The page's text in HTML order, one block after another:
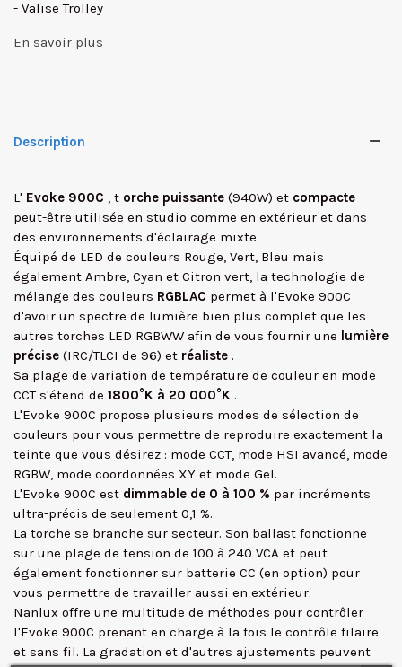
- Valise Trolley
En savoir plus
Description
L' Evoke 900C , t orche puissante (940W) et compacte
peut-être utilisée en studio comme en extérieur et dans
des environnements d'éclairage mixte.
Équipé de LED de couleurs Rouge, Vert, Bleu mais
également Ambre, Cyan et Citron vert, la technologie de
mélange des couleurs RGBLAC permet à l'Evoke 900C
d'avoir un spectre de lumière bien plus complet que les
autres torches LED RGBWW afin de vous fournir une lumière
précise (IRC/TLCI de 96) et réaliste .
Sa plage de variation de température de couleur en mode
CCT s'étend de 1800°K à 20 000°K .
L'Evoke 900C propose plusieurs modes de sélection de
couleurs pour vous permettre de reproduire exactement la
teinte que vous désirez : mode CCT, mode HSI avancé, mode
RGBW, mode coordonnées XY et mode Gel.
L'Evoke 900C est dimmable de 0 à 100 % par incréments
ultra-précis de seulement 0,1 %.
La torche se branche sur secteur. Son ballast fonctionne
sur une plage de tension de 100 à 240 VCA et peut
également fonctionner sur batterie CC (en option) pour
vous permettre de travailler aussi en extérieur.
Nanlux offre une multitude de méthodes pour contrôler
l'Evoke 900C prenant en charge à la fois le contrôle filaire
et sans fil. La gradation et d'autres ajustements peuvent